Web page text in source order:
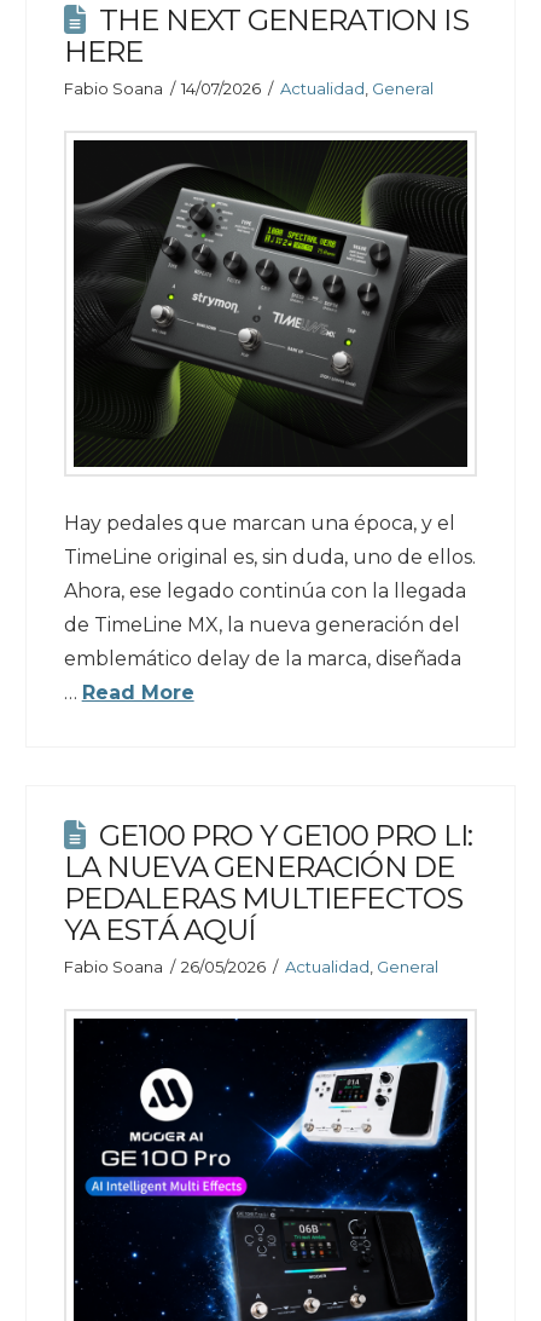
THE NEXT GENERATION IS
HERE
Fabio Soana 14/07/2026 Actualidad General
Hay pedales que marcan una época, y el
TimeLine original es, sin duda, uno de ellos.
Ahora, ese legado continúa con la llegada
de TimeLine MX, la nueva generación del
emblemático delay de la marca, diseñada
… Read More
GE100 PRO Y GE100 PRO LI:
LA NUEVA GENERACIÓN DE
PEDALERAS MULTIEFECTOS
YA ESTÁ AQUÍ
Fabio Soana 26/05/2026 Actualidad General